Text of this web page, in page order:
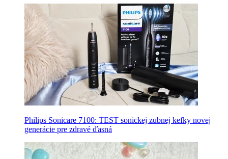
Philips Sonicare 7100: TEST sonickej zubnej kefky novej
generácie pre zdravé ďasná